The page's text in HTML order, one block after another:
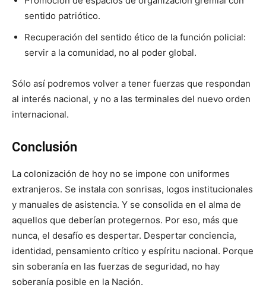
sentido patriótico.
Recuperación del sentido ético de la función policial:
servir a la comunidad, no al poder global.
Sólo así podremos volver a tener fuerzas que respondan
al interés nacional, y no a las terminales del nuevo orden
internacional.
Conclusión
La colonización de hoy no se impone con uniformes
extranjeros. Se instala con sonrisas, logos institucionales
y manuales de asistencia. Y se consolida en el alma de
aquellos que deberían protegernos. Por eso, más que
nunca, el desafío es despertar. Despertar conciencia,
identidad, pensamiento crítico y espíritu nacional. Porque
sin soberanía en las fuerzas de seguridad, no hay
soberanía posible en la Nación.